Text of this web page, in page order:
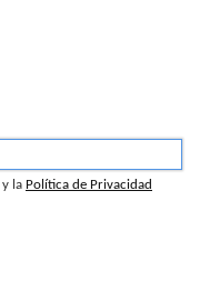
y la Política de Privacidad